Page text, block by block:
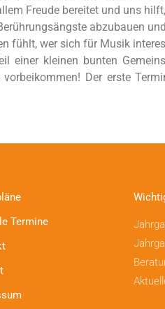
Freude bereitet und uns
abzubauen
fühlt, wer sich für Musik
einer kleinen bunten
Der erste
Termine